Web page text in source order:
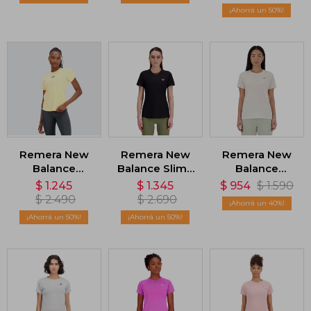
50
Remera New
Balance
Impact Run -
Naranja
$ 1.245
$ 2.490
50
Remera New
Balance Slim -
Negro
$ 1.345
$ 2.690
50
Remera New
Balance
Heathertech -
Marrón
$ 954 $ 1.590
40